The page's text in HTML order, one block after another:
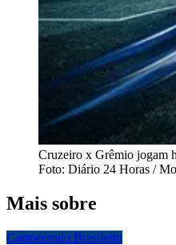
Cruzeiro x Grêmio jogam
Foto: Diário 24 Horas /
Mais sobre
Campeonato Brasileiro